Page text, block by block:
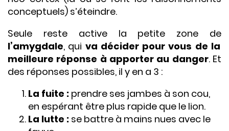
conceptuels) s’éteindre.
Seule reste active la petite zone de
l’amygdale, qui va décider pour vous de la
meilleure réponse à apporter au danger. Et
des réponses possibles, il y en a 3 :
La fuite : prendre ses jambes à son cou,
en espérant être plus rapide que le lion.
La lutte : se battre à mains nues avec le